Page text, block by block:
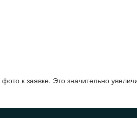
к заявке. Это значительно